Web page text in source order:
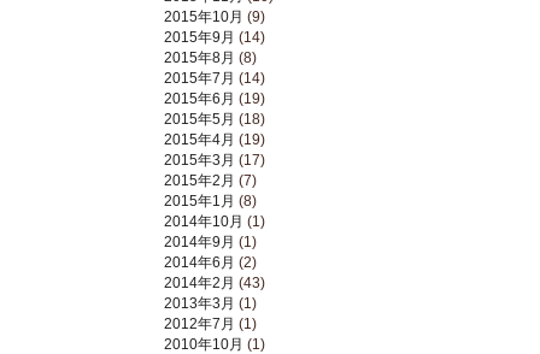
2015年10月 (9)
2015年9月 (14)
2015年8月 (8)
2015年7月 (14)
2015年6月 (19)
2015年5月 (18)
2015年4月 (19)
2015年3月 (17)
2015年2月 (7)
2015年1月 (8)
2014年10月 (1)
2014年9月 (1)
2014年6月 (2)
2014年2月 (43)
2013年3月 (1)
2012年7月 (1)
2010年10月 (1)